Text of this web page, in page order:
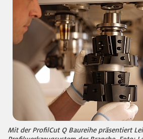
Mit der ProfilCut Q Baureihe präsentiert